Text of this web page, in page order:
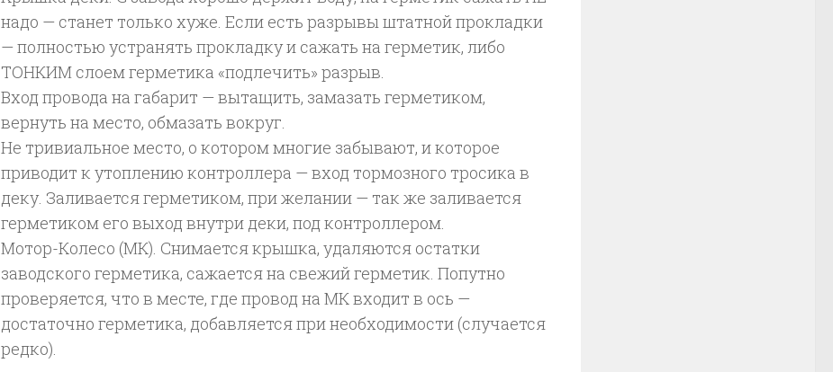
надо — станет только хуже. Если есть разрывы штатной прокладки
— полностью устранять прокладку и сажать на герметик, либо
ТОНКИМ слоем герметика «подлечить» разрыв.
Вход провода на габарит — вытащить, замазать герметиком,
вернуть на место, обмазать вокруг.
Не тривиальное место, о котором многие забывают, и которое
приводит к утоплению контроллера — вход тормозного тросика в
деку. Заливается герметиком, при желании — так же заливается
герметиком его выход внутри деки, под контроллером.
Мотор-Колесо (МК). Снимается крышка, удаляются остатки
заводского герметика, сажается на свежий герметик. Попутно
проверяется, что в месте, где провод на МК входит в ось —
достаточно герметика, добавляется при необходимости (случается
редко).